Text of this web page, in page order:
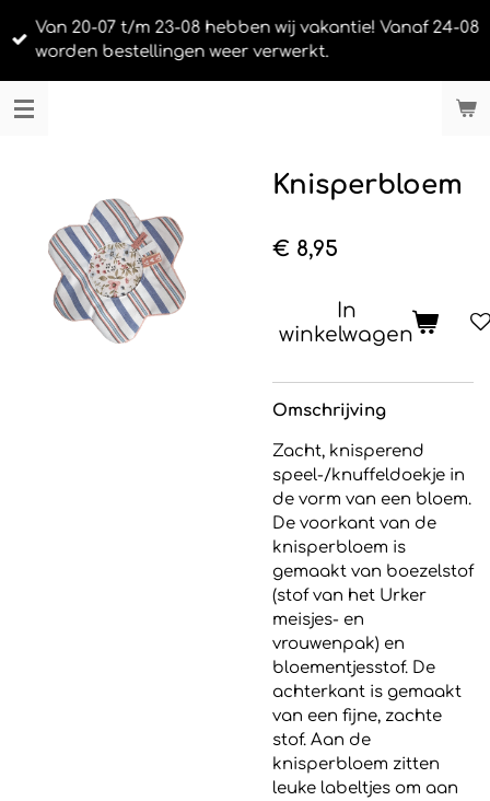
direct
hoofdinhoud
Van 20-07 t/m 23-08 hebben wij vakantie! Vanaf 24-08
worden bestellingen weer verwerkt.
Knisperbloem
€ 8,95
In
winkelwagen
Omschrijving
Zacht, knisperend
speel-/knuffeldoekje in
de vorm van een bloem.
De voorkant van de
knisperbloem is
gemaakt van boezelstof
(stof van het Urker
meisjes- en
vrouwenpak) en
bloementjesstof. De
achterkant is gemaakt
van een fijne, zachte
stof. Aan de
knisperbloem zitten
leuke labeltjes om aan